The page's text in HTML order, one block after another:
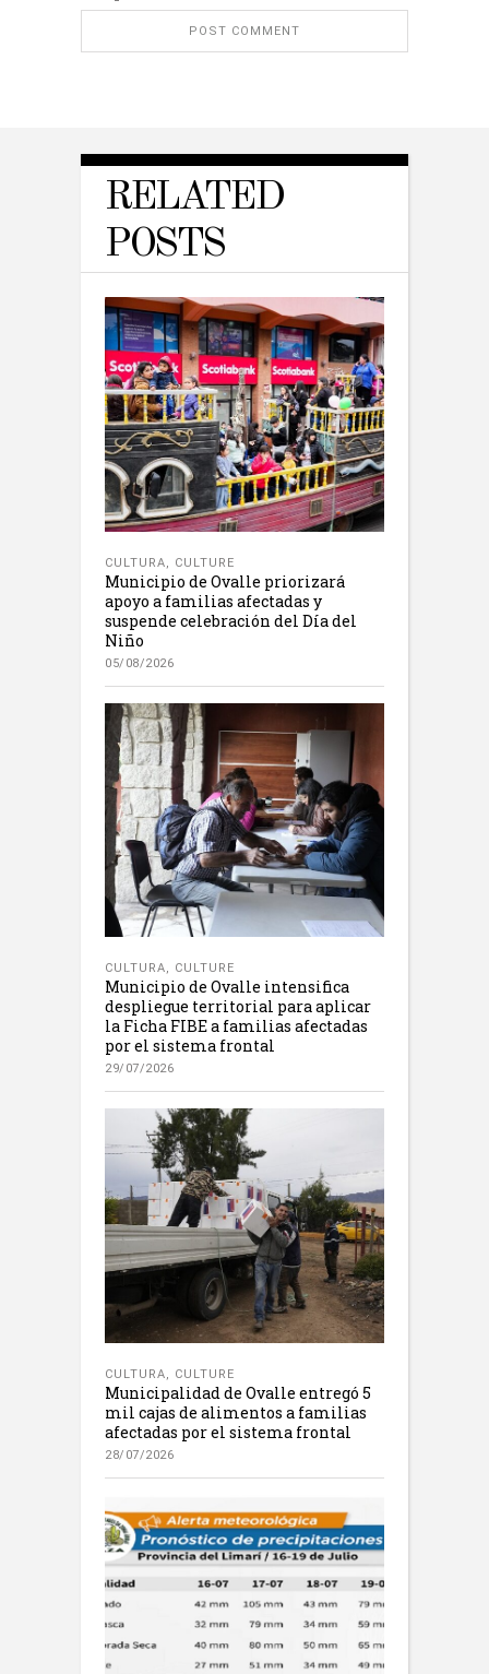
RELATED
POSTS
CULTURA CULTURE
Municipio de Ovalle priorizará
apoyo a familias afectadas y
suspende celebración del Día del
Niño
05/08/2026
CULTURA, CULTURE
Municipio de Ovalle intensifica
despliegue territorial para aplicar
la Ficha FIBE a familias afectadas
por el sistema frontal
29/07/2026
CULTURA, CULTURE
Municipalidad de Ovalle entregó 5
mil cajas de alimentos a familias
afectadas por el sistema frontal
28/07/2026